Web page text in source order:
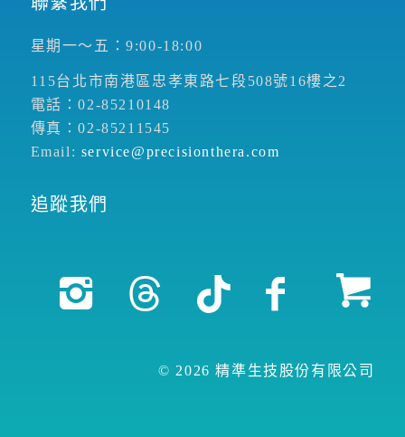
星期一～五：9:00-18:00
115台北市南港區忠孝東路七段508號16樓之2
電話：02-85210148
傳真：02-85211545
Email: service@precisionthera.com
追蹤我們
© 2026 精準生技股份有限公司